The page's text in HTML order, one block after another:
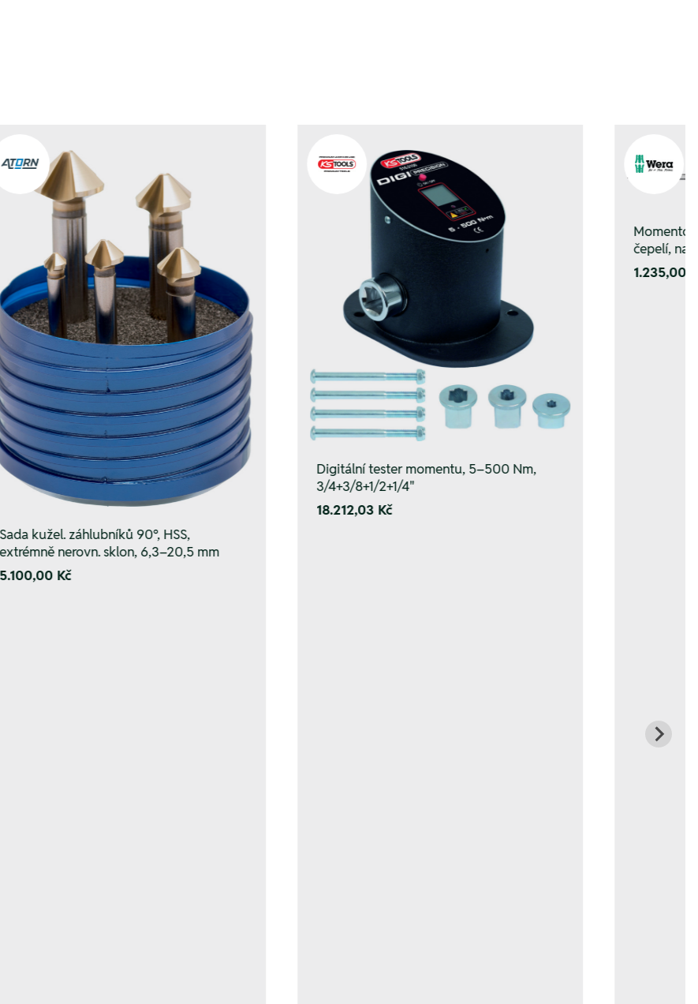
Sada kužel. záhlubníků 90°, HSS,
extrémně nerovn. sklon, 6,3–20,5 mm
5.100,00 Kč
Digitální tester momentu, 5–500 Nm,
3/4+3/8+1/2+1/4"
18.212,03 Kč
čepelí,
1.235,00